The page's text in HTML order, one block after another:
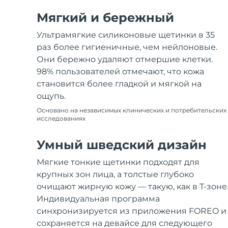
Мягкий и бережный
Ультрамягкие силиконовые щетинки в 35
раз более гигиеничные, чем нейлоновые.
Они бережно удаляют отмершие клетки.
98% пользователей отмечают, что кожа
становится более гладкой и мягкой на
ощупь.
Основано на независимых клинических и потребительских
исследованиях
Умный шведский дизайн
Мягкие тонкие щетинки подходят для
крупных зон лица, а толстые глубоко
очищают жирную кожу — такую, как в Т-зоне.
Индивидуальная программа
синхронизируется из приложения FOREO и
сохраняется на девайсе для следующего